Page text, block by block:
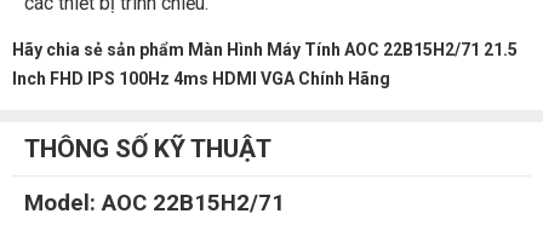
Hãy chia sẻ sản phẩm Màn Hình Máy Tính AOC 22B15H2/71 21.5
Inch FHD IPS 100Hz 4ms HDMI VGA Chính Hãng
THÔNG SỐ KỸ THUẬT
Model: AOC 22B15H2/71